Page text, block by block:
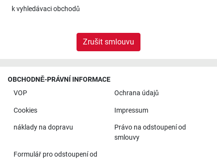
kvyhledávaci obchodů
Zrušit smlouvu
OBCHODNĚ-PRÁVNÍ INFORMACE
VOP
Ochrana údajů
Cookies Impressum
náklady na dopravu
Právo na odstoupení od
smlouvy
Formulář pro odstoupení od